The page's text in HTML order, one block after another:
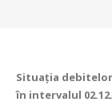
Situaţia
în intervalul